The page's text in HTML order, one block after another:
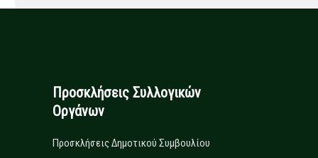
Προσκλήσεις Συλλογικών
Οργάνων
Προσκλήσεις Δημοτικού Συμβουλίου